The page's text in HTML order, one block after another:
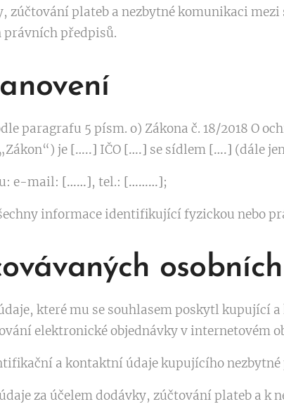
zúčtování plateb a nezbytné komunikaci
právních předpisů.
paragrafu 5 písm. o) Zákona č. 18/2018 O
je […..] IČO [….] se sídlem [….] (dále
e-mail: [……], tel.: [………];
informace identifikující fyzickou nebo
které mu se souhlasem poskytl kupující
elektronické objednávky v internetovém
a kontaktní údaje kupujícího
za účelem dodávky, zúčtování plateb a k